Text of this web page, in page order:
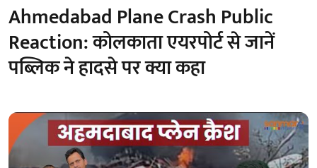
Ahmedabad Plane Crash Public
Reaction: कोलकाता एयरपोर्ट से जानें
पब्लिक ने हादसे पर क्या कहा